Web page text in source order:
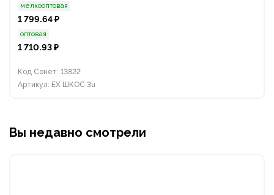
мелкооптовая
1 799.64 ₽
оптовая
1 710.93 ₽
Код Сонет: 13822
Артикул: EX ШКОС 3u
Вы недавно смотрели